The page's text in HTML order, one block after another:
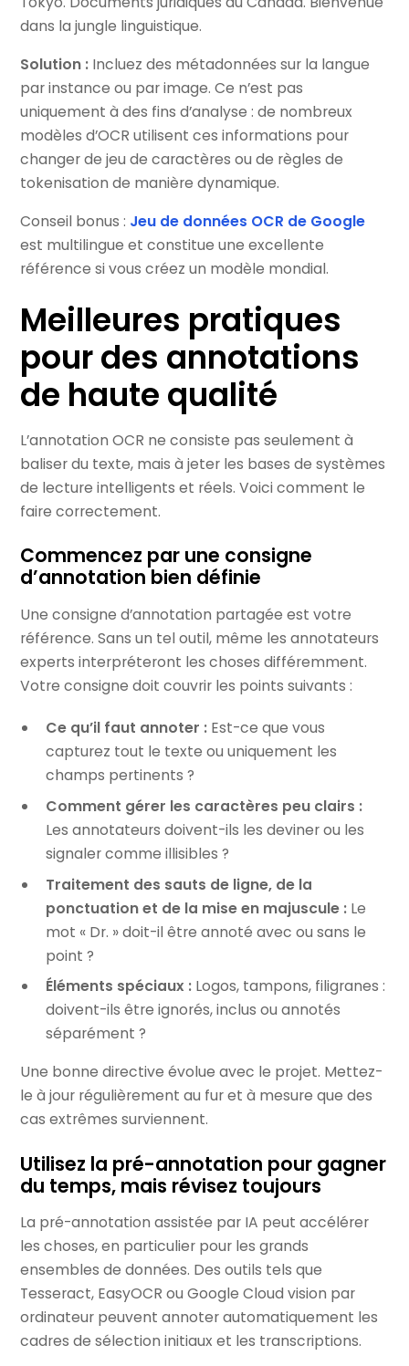
dans la jungle linguistique.
Solution : Incluez des métadonnées sur la langue
par instance ou par image. Ce n’est pas
uniquement à des fins d’analyse : de nombreux
modèles d’OCR utilisent ces informations pour
changer de jeu de caractères ou de règles de
tokenisation de manière dynamique.
Conseil bonus : Jeu de données OCR de Google
est multilingue et constitue une excellente
référence si vous créez un modèle mondial.
Meilleures pratiques
pour des annotations
de haute qualité
L’annotation OCR ne consiste pas seulement à
baliser du texte, mais à jeter les bases de systèmes
de lecture intelligents et réels. Voici comment le
faire correctement.
Commencez par une consigne
d’annotation bien définie
Une consigne d’annotation partagée est votre
référence. Sans un tel outil, même les annotateurs
experts interpréteront les choses différemment.
Votre consigne doit couvrir les points suivants :
Ce qu’il faut annoter :Est-ce que vous
capturez tout le texte ou uniquement les
champs pertinents ?
Comment gérer les caractères peu clairs :
Les annotateurs doivent-ils les deviner ou les
signaler comme illisibles ?
Traitement des sauts de ligne, de la
ponctuation et de la mise en majuscule :Le
mot « Dr. » doit-il être annoté avec ou sans le
point ?
Éléments spéciaux :Logos, tampons, filigranes :
doivent-ils être ignorés, inclus ou annotés
séparément ?
Une bonne directive évolue avec le projet. Mettez-
le à jour régulièrement au fur et à mesure que des
cas extrêmes surviennent.
Utilisez la pré-annotation pour gagner
du temps, mais révisez toujours
La pré-annotation assistée par IA peut accélérer
les choses, en particulier pour les grands
ensembles de données. Des outils tels que
Tesseract, EasyOCR ou Google Cloud vision par
ordinateur peuvent annoter automatiquement les
cadres de sélection initiaux et les transcriptions.